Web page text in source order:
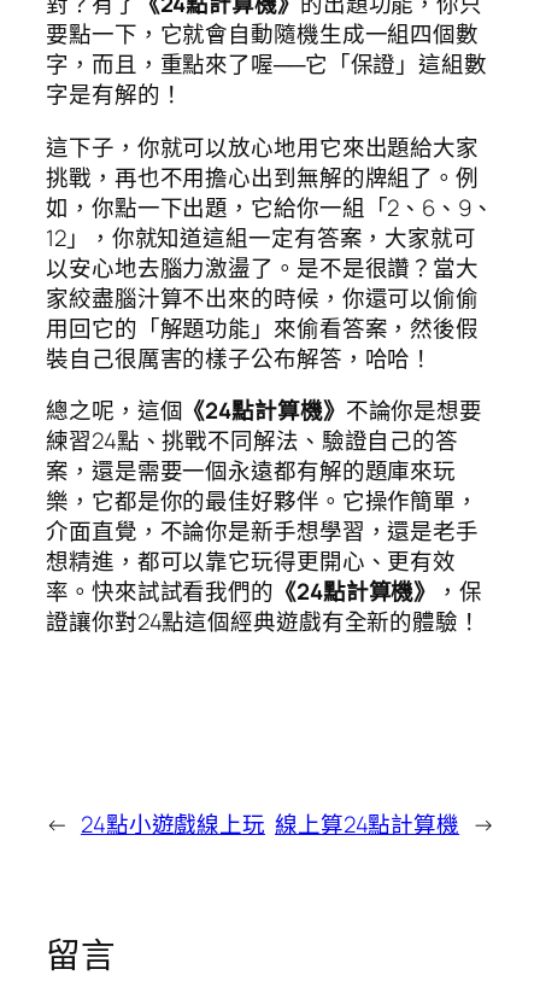
要點一下，它就會自動隨機生成一組四個數
字，而且，重點來了喔──它「保證」這組數
字是有解的！
這下子，你就可以放心地用它來出題給大家
挑戰，再也不用擔心出到無解的牌組了。例
如，你點一下出題，它給你一組「2、6、9、
12」，你就知道這組一定有答案，大家就可
以安心地去腦力激盪了。是不是很讚？當大
家絞盡腦汁算不出來的時候，你還可以偷偷
用回它的「解題功能」來偷看答案，然後假
裝自己很厲害的樣子公布解答，哈哈！
總之呢，這個 《24點計算機》 不論你是想要
練習24點、挑戰不同解法、驗證自己的答
案，還是需要一個永遠都有解的題庫來玩
樂，它都是你的最佳好夥伴。它操作簡單，
介面直覺，不論你是新手想學習，還是老手
想精進，都可以靠它玩得更開心、更有效
率。快來試試看我們的 《24點計算機》
，保
證讓你對24點這個經典遊戲有全新的體驗！
← 24點小遊戲線上玩 線上算24點計算機 →
留言